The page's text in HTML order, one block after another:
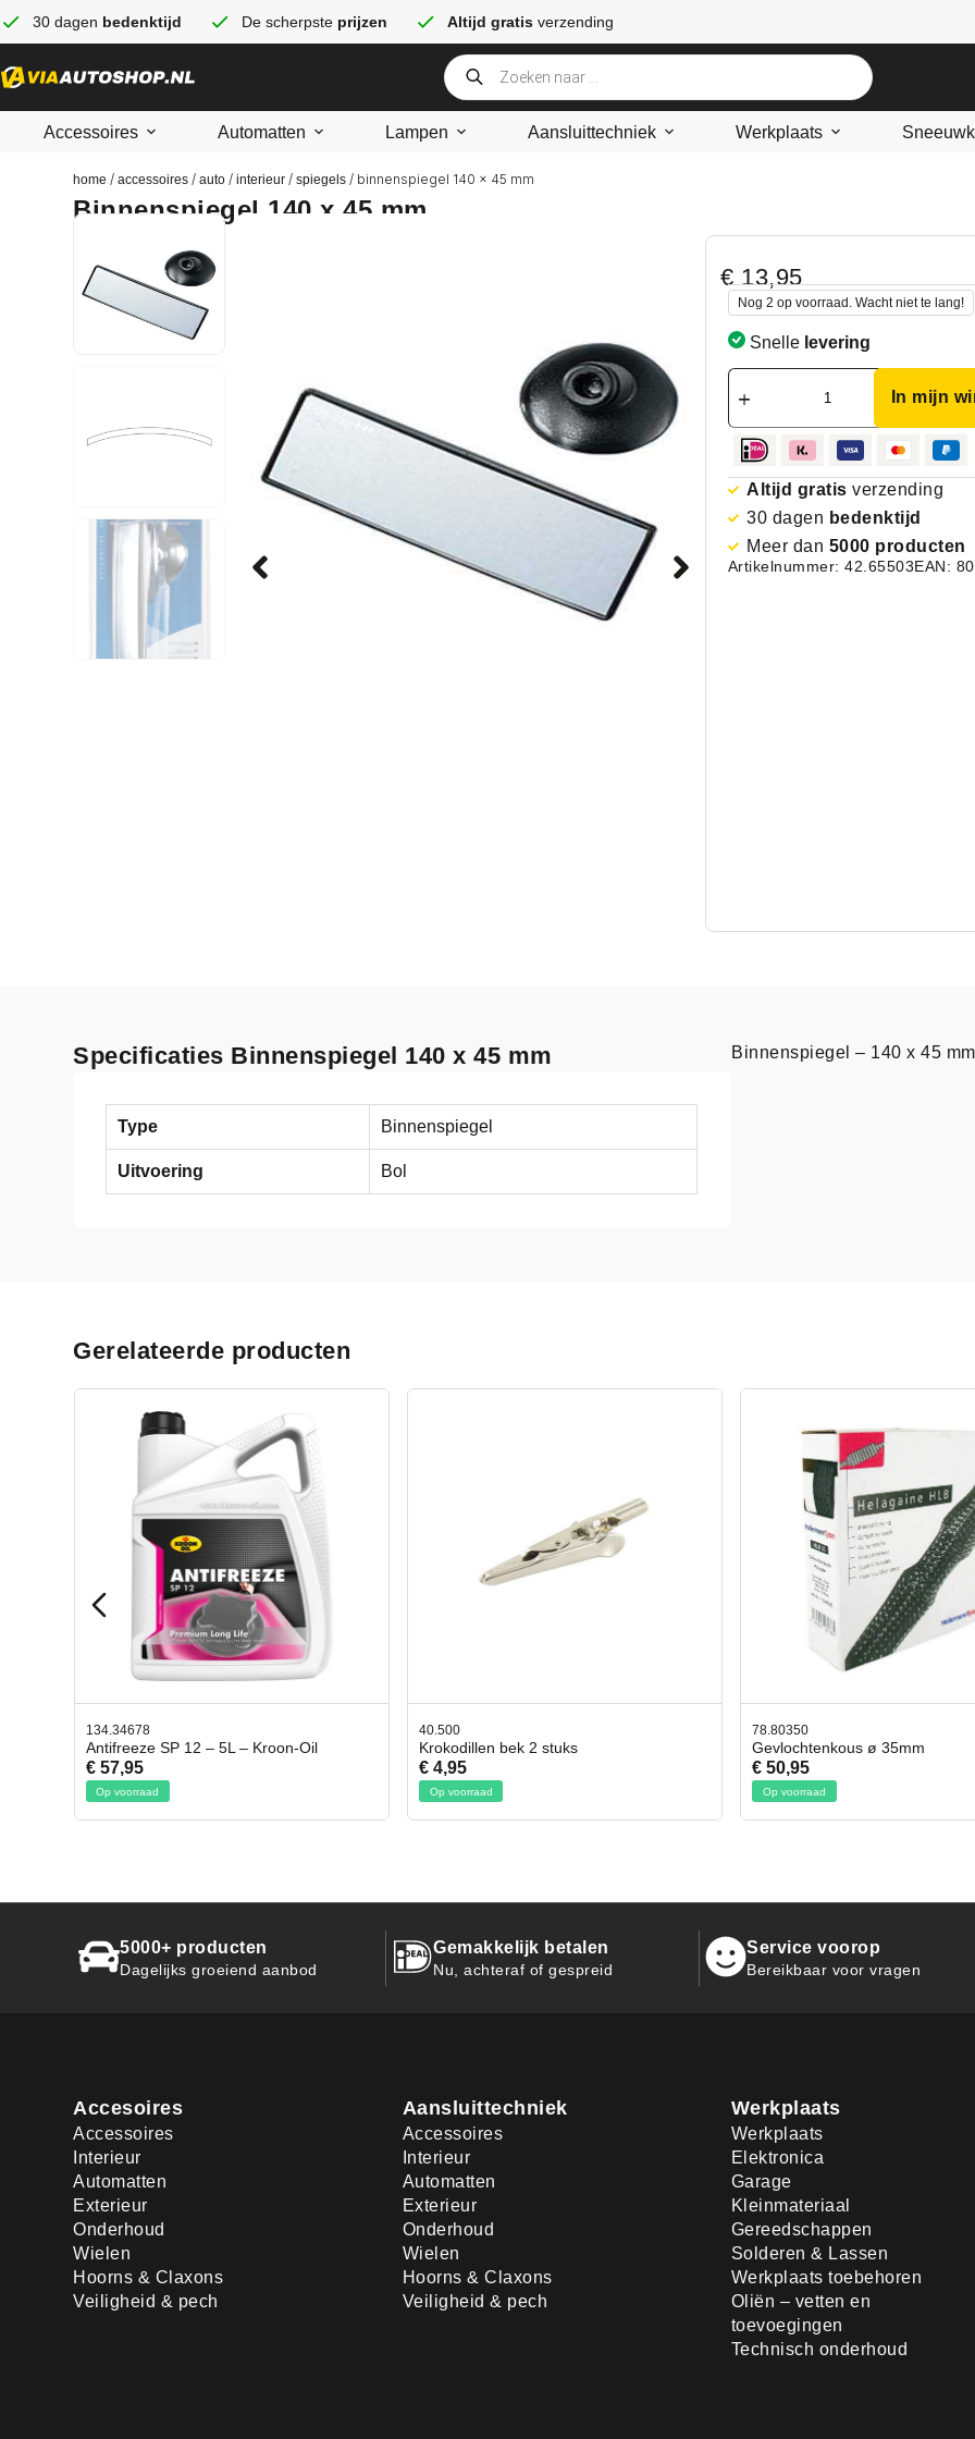
30 dagen bedenktijd De scherpste prijzen Altijd gratis verzending
Accessoires Automatten Lampen Aansluittechniek Werkplaats
home /accessoires /auto /interieur /spiegels / binnenspiegel 140 x 45 mm
Binnenspiegel 140 x 45 mm
€13,95
Nog 2 op voorraad. Wacht niet te lang!
Snelle levering
In mijn
Altijd gratis verzending
30 dagen bedenktijd
Meer dan 5000 producten
Artikelnummer: 42.65503EAN:
Specificaties Binnenspiegel 140 x 45 mm
Type Binnenspiegel
Uitvoering Bol
Binnenspiegel – 140 x 45
Gerelateerde producten
40.500
Krokodillen bek 2 stuks
€ 4,95
Op voorraad
78.80350
Gevlochtenkous ø 35mm
€ 50,95
Op voorraad
42.59551
Bit- en Doppenset 19 Delig
€ 19,95
Op voorraad
5000+ producten
Dagelijks groeiend aanbod
Gemakkelijk betalen
Nu, achteraf of gespreid
Service voorop
Bereikbaar voor vragen
Accesoires
Accessoires
Interieur
Automatten
Exterieur
Onderhoud
Wielen
Hoorns & Claxons
Veiligheid & pech
Aansluittechniek
Accessoires
Interieur
Automatten
Exterieur
Onderhoud
Wielen
Hoorns & Claxons
Veiligheid & pech
Werkplaats
Werkplaats
Elektronica
Garage
Kleinmateriaal
Gereedschappen
Solderen & Lassen
Werkplaats toebehoren
Oliën – vetten en
toevoegingen
Technisch onderhoud